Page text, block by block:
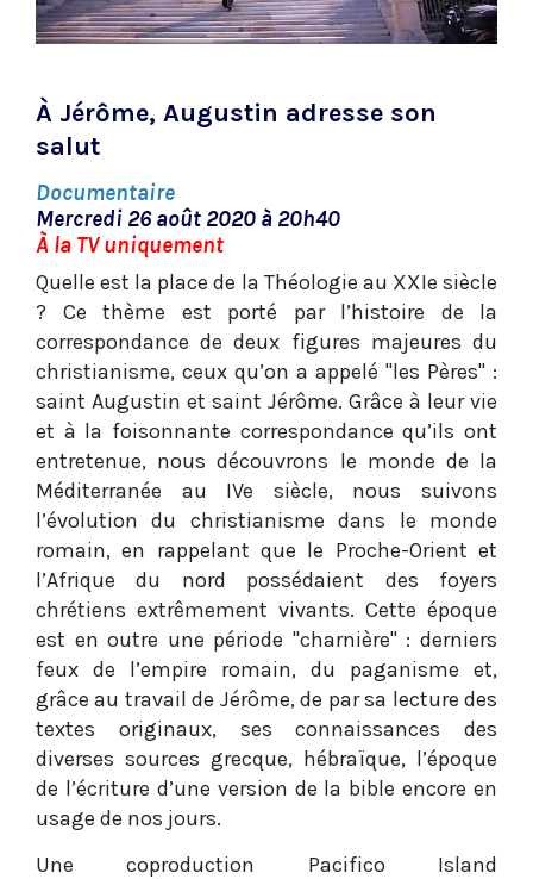
À Jérôme, Augustin adresse son
salut
Documentaire
Mercredi 26 août 2020 à 20h40
À la TV uniquement
Quelle est la place de la Théologie au XXIe siècle
? Ce thème est porté par l’histoire de la
correspondance de deux figures majeures du
christianisme, ceux qu’on a appelé "les Pères" :
saint Augustin et saint Jérôme. Grâce à leur vie
et à la foisonnante correspondance qu’ils ont
entretenue, nous découvrons le monde de la
Méditerranée au IVe siècle, nous suivons
l’évolution du christianisme dans le monde
romain, en rappelant que le Proche-Orient et
l’Afrique du nord possédaient des foyers
chrétiens extrêmement vivants. Cette époque
est en outre une période "charnière" : derniers
feux de l’empire romain, du paganisme et,
grâce au travail de Jérôme, de par sa lecture des
textes originaux, ses connaissances des
diverses sources grecque, hébraïque, l’époque
de l’écriture d’une version de la bible encore en
usage de nos jours.
Une coproduction Pacifico Island